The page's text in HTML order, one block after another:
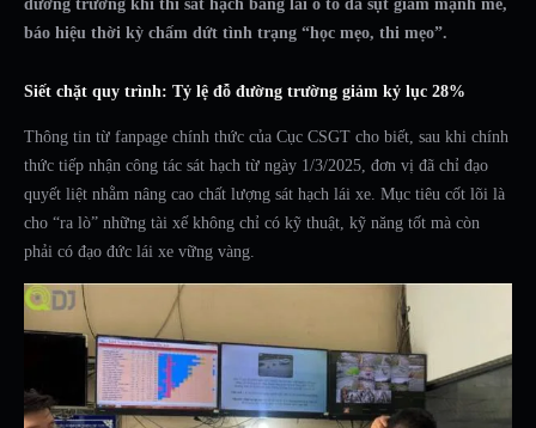
đường trường khi thi sát hạch bằng lái ô tô đã sụt giảm mạnh mẽ,
báo hiệu thời kỳ chấm dứt tình trạng “học mẹo, thi mẹo”.
Siết chặt quy trình: Tỷ lệ đỗ đường trường giảm kỷ lục 28%
Thông tin từ fanpage chính thức của Cục CSGT cho biết, sau khi chính
thức tiếp nhận công tác sát hạch từ ngày 1/3/2025, đơn vị đã chỉ đạo
quyết liệt nhằm nâng cao chất lượng sát hạch lái xe. Mục tiêu cốt lõi là
cho “ra lò” những tài xế không chỉ có kỹ thuật, kỹ năng tốt mà còn
phải có đạo đức lái xe vững vàng.